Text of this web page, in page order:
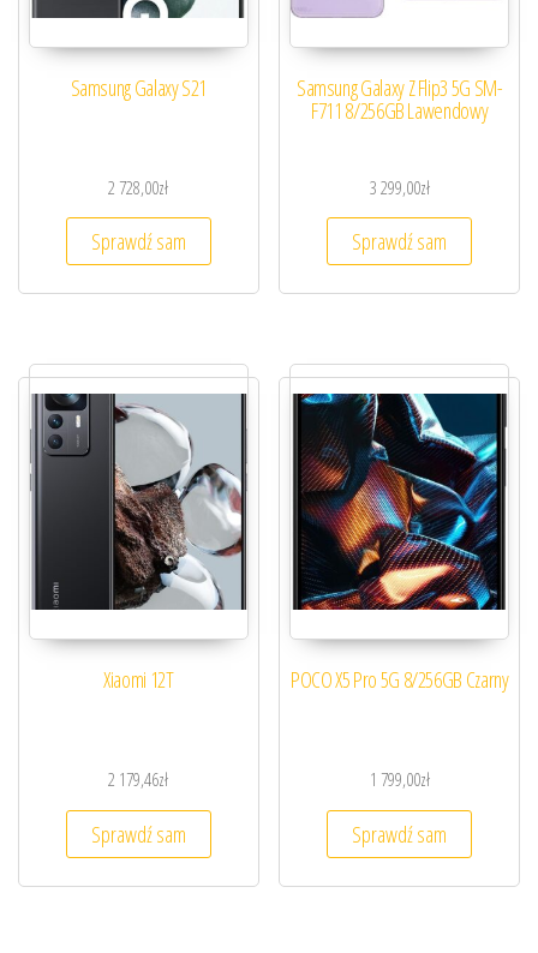
Samsung Galaxy S21
2 728,00zł
Sprawdź sam
Samsung Galaxy Z Flip3 5G SM-
F711 8/256GB Lawendowy
3 299,00zł
Sprawdź sam
Xiaomi 12T
2 179,46zł
Sprawdź sam
POCO X5 Pro 5G 8/256GB Czarny
1 799,00zł
Sprawdź sam